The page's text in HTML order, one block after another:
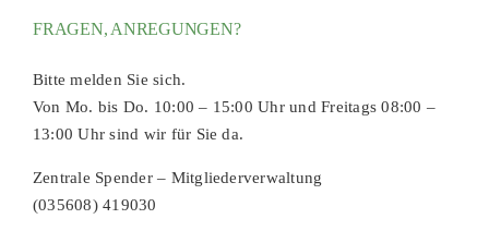
FRAGEN, ANREGUNGEN?
Bitte melden Sie sich.
Von Mo. bis Do. 10:00 – 15:00 Uhr und Freitags 08:00 –
13:00 Uhr sind wir für Sie da.
Zentrale Spender – Mitgliederverwaltung
(035608) 419030